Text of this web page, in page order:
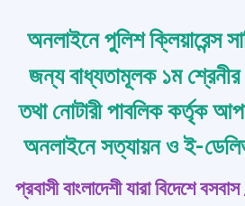
অনলাইনে পুলিশ ক্লিয়ারেন্স
জন্য বাধ্যতামূলক ১ম শ্রেনীর
তথা নোটারী পাবলিক ক‍র্তৃক
অনলাইনে সত্যায়ন ও ই-
প্রবাসী বাংলাদেশী যারা বিদেশে